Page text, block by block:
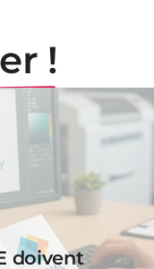
!
doivent